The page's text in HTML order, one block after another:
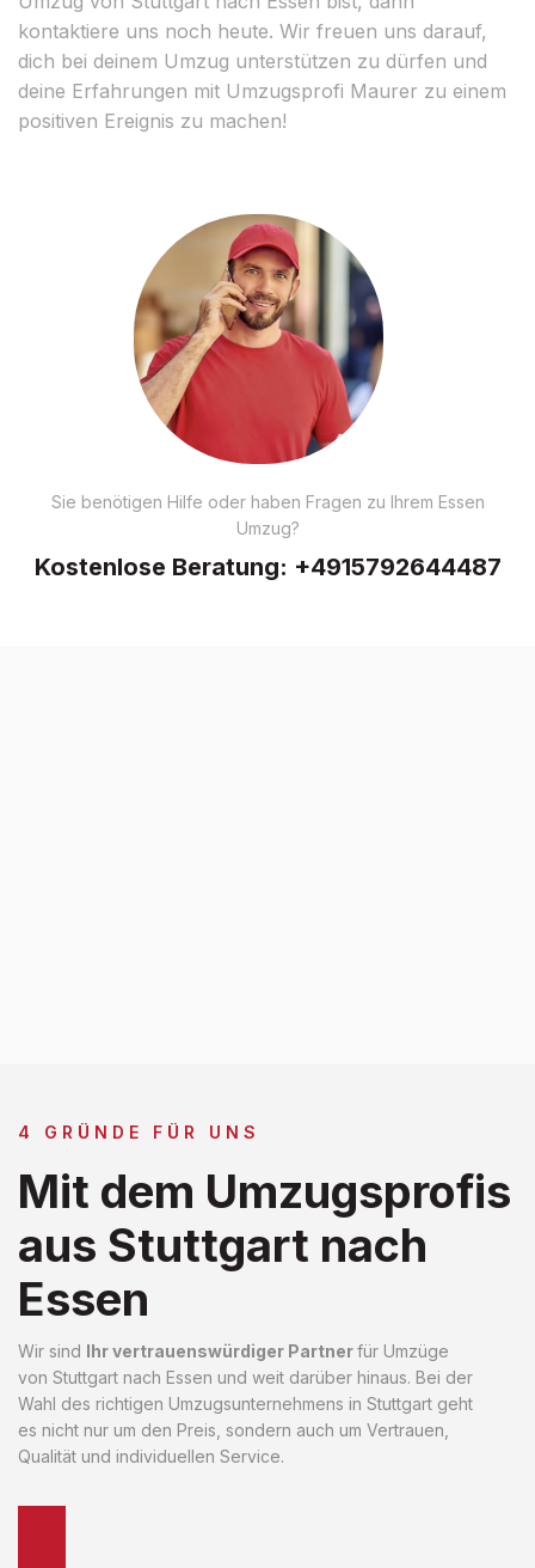
kontaktiere uns noch heute. Wir freuen uns darauf,
dich bei deinem Umzug unterstützen zu dürfen und
deine Erfahrungen mit Umzugsprofi Maurer zu einem
positiven Ereignis zu machen!
Sie benötigen Hilfe oder haben Fragen zu Ihrem Essen
Umzug?
Kostenlose Beratung: +4915792644487
4 GRÜNDE FÜR UNS
Mit dem Umzugsprofis
aus Stuttgart nach
Essen
Wir sind Ihr vertrauenswürdiger Partnerfür Umzüge
von Stuttgart nach Essen und weit darüber hinaus. Bei der
Wahl des richtigen Umzugsunternehmens in Stuttgart geht
es nicht nur um den Preis, sondern auch um Vertrauen,
Qualität und individuellen Service.